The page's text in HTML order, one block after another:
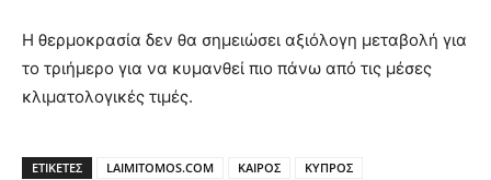
Η θερμοκρασία δεν θα σημειώσει αξιόλογη μεταβολή για
το τριήμερο για να κυμανθεί πιο πάνω από τις μέσες
κλιματολογικές τιμές.
ΕΤΙΚΕΤΕΣ LAIMITOMOS.COM ΚΑΙΡΟΣ ΚΥΠΡΟΣ